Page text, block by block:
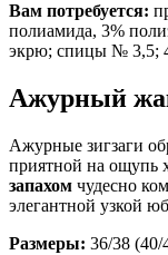
Вам потребуется:
полиамида, 3%
экрю; спицы № 3,5;
Ажурный
Ажурные зигзаги
приятной на ощупь
запахом чудесно
элегантной узкой
Размеры: 36/38 (40/